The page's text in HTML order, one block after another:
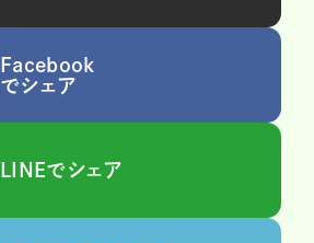
Facebook
でシェア
LINEでシェア